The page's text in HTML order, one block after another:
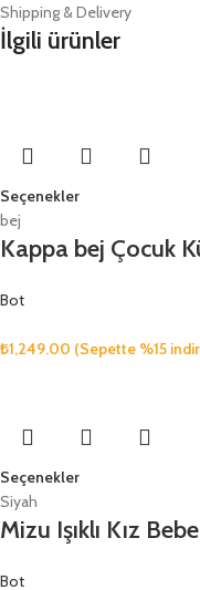
Shipping & Delivery
İlgili ürünler
Seçenekler
bej
Kappa bej Çocuk
Bot
₺1,249.00 (Sepette %15
Seçenekler
Siyah
Mizu Işıklı Kız
Bot